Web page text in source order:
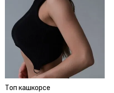
Топ кашкорсе